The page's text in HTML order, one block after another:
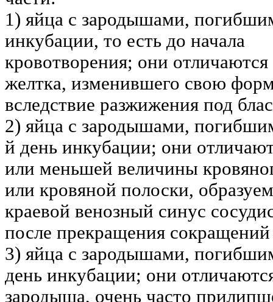
1) яйца с зародышами,
инкубации, то есть до начала
кровотворения; они
желтка, изменившего свою
вследствие разжижения под
2) яйца с зародышами,
й день инкубации; они
или меньшей величины
или кровяной полоски,
краевой венозный синус
после прекращения сокращений
3) яйца с зародышами,
день инкубации; они
зародыша, очень часто